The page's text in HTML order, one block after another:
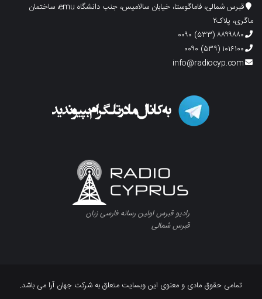
قبرس شمالی، فاماگوستا، خیابان سالامیس، جنب دانشگاه emu، ساختمان
ماگری، پلاک۲
۸۸۹۹۸۸۰ (۵۳۳) ۰۰۹۰
۱۰۱۶۱۰۰ (۵۳۹) ۰۰۹۰
info@radiocyp.com
رادیو قبرس اولین رسانه فارسی زبان
قبرس شمالی
تمامی حقوق مادی و معنوی این وبسایت متعلق به شرکت جهان آرا می باشد.